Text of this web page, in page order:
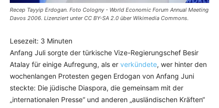
Recep Tayyip Erdogan. Foto Cologny - World Economic Forum Annual Meeting
Davos 2006. Lizenziert unter CC BY-SA 2.0 über Wikimedia Commons.
Lesezeit: 3 Minuten
Anfang Juli sorgte der türkische Vize-Regierungschef Besir
Atalay für einige Aufregung, als er verkündete, wer hinter den
wochenlangen Protesten gegen Erdogan von Anfang Juni
steckte: Die jüdische Diaspora, die gemeinsam mit der
„internationalen Presse“ und anderen „ausländischen Kräften“